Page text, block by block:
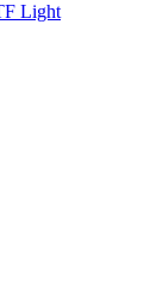
Light